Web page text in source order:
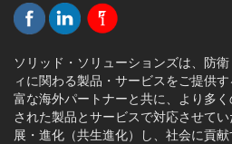
ソリッド・ソリューションズは、防
ィに関わる製品・サービスをご提供
富な海外パートナーと共に、より多
された製品とサービスで対応させて
展・進化（共生進化）し、社会に貢